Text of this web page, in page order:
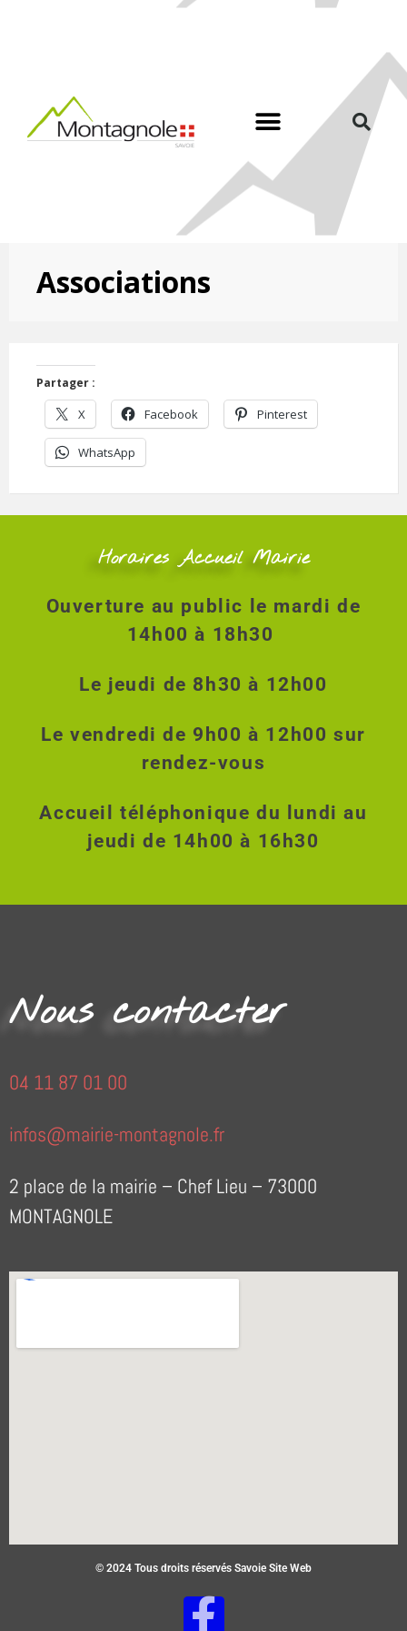
Associations
Partager :
X Facebook Pinterest
WhatsApp
Horaires Accueil Mairie
Ouverture au public le mardi de
14h00 à 18h30
Le jeudi de 8h30 à 12h00
Le vendredi de 9h00 à 12h00 sur
rendez-vous
Accueil téléphonique du lundi au
jeudi de 14h00 à 16h30
Nous contacter
04 11 87 01 00
infos@mairie-montagnole.fr
2 place de la mairie – Chef Lieu – 73000
MONTAGNOLE
© 2024 Tous droits réservés Savoie Site Web